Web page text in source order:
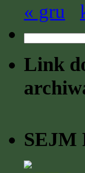
« gru
Link
SEJM